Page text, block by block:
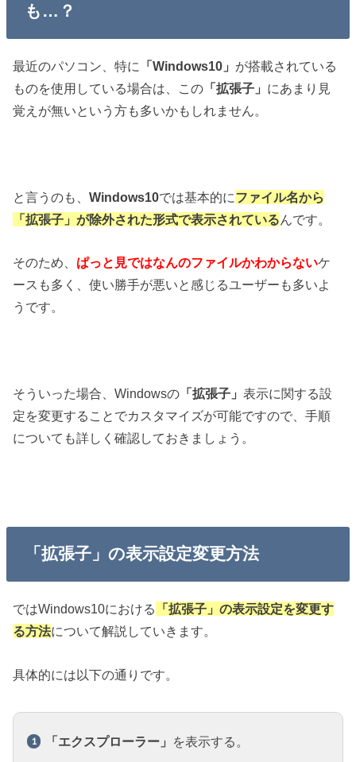
も…？
最近のパソコン、特に 「Windows10」 が搭載されている
ものを使用している場合は、この 「拡張子」 にあまり見
覚えが無いという方も多いかもしれません。
と言うのも、Windows10では基本的にファイル名から
「拡張子」が除外された形式で表示されているんです。
そのため、 ぱっと見ではなんのファイルかわからないケ
ースも多く、使い勝手が悪いと感じるユーザーも多いよ
うです。
そういった場合、Windowsの 「拡張子」表示に関する設
定を変更することでカスタマイズが可能ですので、手順
についても詳しく確認しておきましょう。
「拡張子」の表示設定変更方法
ではWindows10における
「拡張子」の表示設定を変更す
る方法について解説していきます。
具体的には以下の通りです。
「エクスプローラー」 を表示する。